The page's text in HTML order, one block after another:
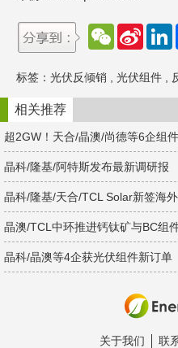
W
e
a
t
S
W
e
b
o
L
e
d
n
标签： 光伏反倾销 光伏组件
相关推荐
超2GW！天合/晶澳/尚德等6企组
晶科/隆基/阿特斯发布最新调研报
晶科/隆基/天合/TCL Solar新签海
晶澳/TCL中环推进钙钛矿与BC组
晶科/晶澳等4企获光伏组件新订单
关于我们 联